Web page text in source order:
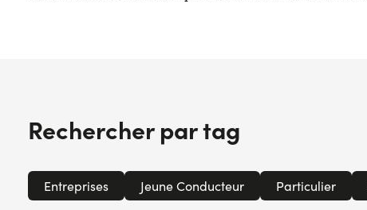
Rechercher par tag
Entreprises Jeune Conducteur Particulier